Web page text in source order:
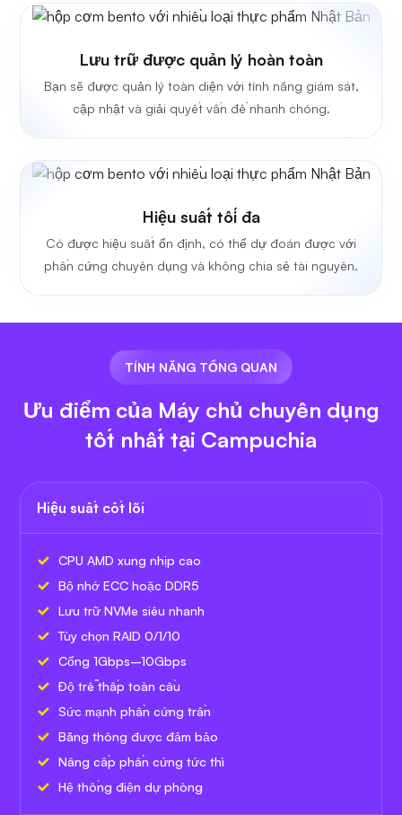
Lưu trữ được quản lý hoàn toàn
Bạn sẽ được quản lý toàn diện với tính năng giám sát,
cập nhật và giải quyết vấn đề nhanh chóng.
Hiệu suất tối đa
Có được hiệu suất ổn định, có thể dự đoán được với
phần cứng chuyên dụng và không chia sẻ tài nguyên.
TÍNH NĂNG TỔNG QUAN
Ưu điểm của Máy chủ chuyên dụng
tốt nhất tại Campuchia
Hiệu suất cốt lõi
CPU AMD xung nhịp cao
Bộ nhớ ECC hoặc DDR5
Lưu trữ NVMe siêu nhanh
Tùy chọn RAID 0/1/10
Cổng 1Gbps–10Gbps
Độ trễ thấp toàn cầu
Sức mạnh phần cứng trần
Băng thông được đảm bảo
Nâng cấp phần cứng tức thì
Hệ thống điện dự phòng